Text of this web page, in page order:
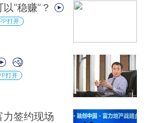
“稳赚”？
打开
打开
力签约现场